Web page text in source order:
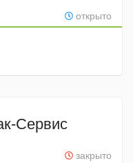
открыто
Сервис
закрыто